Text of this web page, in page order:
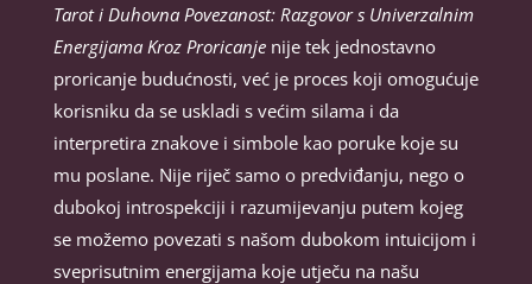
Tarot i Duhovna Povezanost: Razgovor s Univerzalnim
Energijama Kroz Proricanjenije tek jednostavno
proricanje budućnosti, već je proces koji omogućuje
korisniku da se uskladi s većim silama i da
interpretira znakove i simbole kao poruke koje su
mu poslane. Nije riječ samo o predviđanju, nego o
dubokoj introspekciji i razumijevanju putem kojeg
se možemo povezati s našom dubokom intuicijom i
sveprisutnim energijama koje utječu na našu